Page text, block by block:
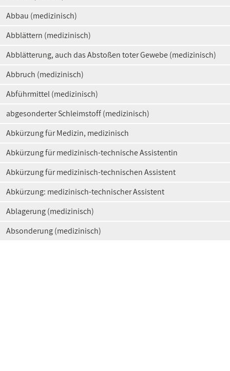
Abbau (medizinisch)
Abblättern (medizinisch)
Abblätterung, auch das Abstoßen toter Gewebe (medizinisch)
Abbruch (medizinisch)
Abführmittel (medizinisch)
abgesonderter Schleimstoff (medizinisch)
Abkürzung für Medizin, medizinisch
Abkürzung für medizinisch-technische Assistentin
Abkürzung für medizinisch-technischen Assistent
Abkürzung: medizinisch-technischer Assistent
Ablagerung (medizinisch)
Absonderung (medizinisch)